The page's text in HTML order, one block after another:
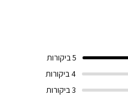
5 ביקורות
4 ביקורות
3 ביקורות